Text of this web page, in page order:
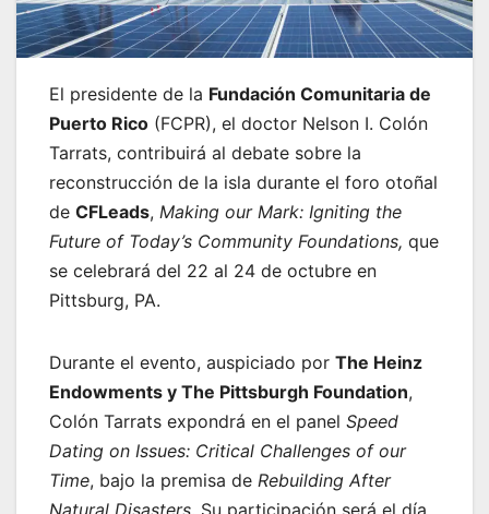
El presidente de la Fundación Comunitaria de
Puerto Rico (FCPR), el doctor Nelson I. Colón
Tarrats, contribuirá al debate sobre la
reconstrucción de la isla durante el foro otoñal
de CFLeads, Making our Mark: Igniting the
Future of Today’s Community Foundations, que
se celebrará del 22 al 24 de octubre en
Pittsburg, PA.
Durante el evento, auspiciado por The Heinz
Endowments y The Pittsburgh Foundation,
Colón Tarrats expondrá en el panel Speed
Dating on Issues: Critical Challenges of our
Time, bajo la premisa de Rebuilding After